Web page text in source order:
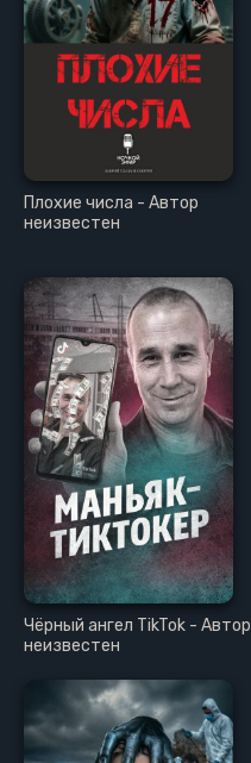
Плохие числа - Автор
неизвестен
Чёрный ангел TikTok - Автор
неизвестен